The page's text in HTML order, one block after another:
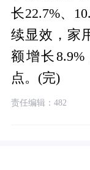
长22.7%、
续显效，家
额增长
点。(完)
责任编辑：482